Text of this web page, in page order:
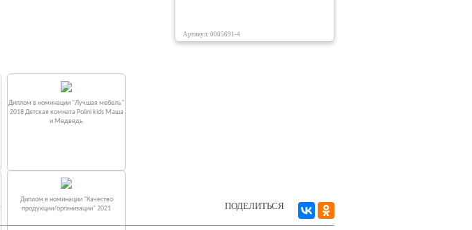
Артикул: 0005691-4
Диплом в номинации "Лучшая мебель"
2018 Детская комната Polini kids Маша
и Медведь
Диплом в номинации "Качество
продукции/организации" 2021
ПОДЕЛИТЬСЯ